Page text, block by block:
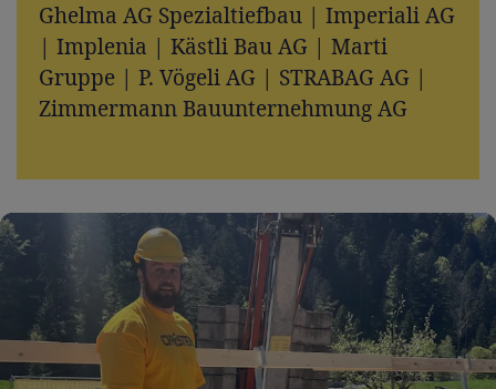
Ghelma AG Spezialtiefbau | Imperiali AG
| Implenia | Kästli Bau AG | Marti
Gruppe | P. Vögeli AG | STRABAG AG |
Zimmermann Bauunternehmung AG